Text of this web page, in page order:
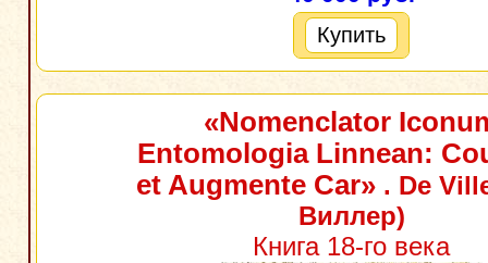
Купить
«Nomenclator
Entomologia Linnean:
et Augmente Car» . De
Виллер)
Книга 18-го века